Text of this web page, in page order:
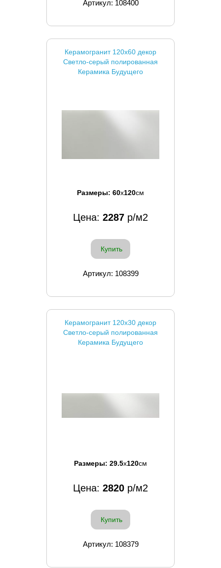
Артикул: 108400
Керамогранит 120x60 декор
Светло-серый полированная
Керамика Будущего
Размеры: 60x120см
Цена: 2287 р/м2
Купить
Артикул: 108399
Керамогранит 120x30 декор
Светло-серый полированная
Керамика Будущего
Размеры: 29.5x120см
Цена: 2820 р/м2
Купить
Артикул: 108379